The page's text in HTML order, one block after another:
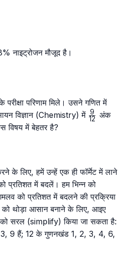
नाइट्रोजन मौजूद है।
परिणाम मिले। उसने गणित में
विज्ञान (Chemistry) में \frac{9}
12
9
अंक
विषय में बेहतर है?
के लिए, हमें उन्हें एक ही फॉर्मेट में लाने
प्रतिशत में बदलें। हम भिन्न को
को प्रतिशत में बदलने की प्रक्रिया
थोड़ा आसान बनाने के लिए, आइए
को सरल (simplify) किया जा सकता है:
9 हैं; 12 के गुणनखंड 1, 2, 3, 4, 6,